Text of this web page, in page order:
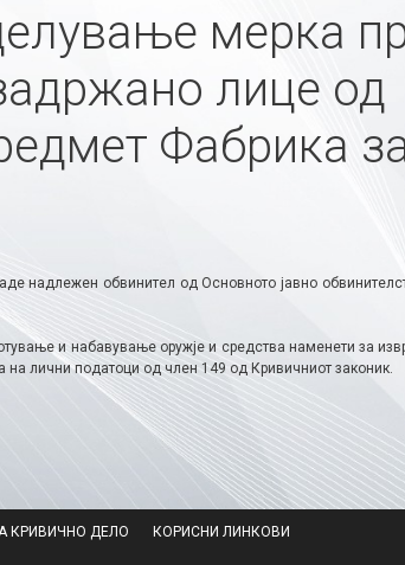
мерка
лице од
Фабрика
надлежен обвинител од Основното јавно
и набавување оружје и средства наменети за
лични податоци од член 149 од Кривичниот законик.
КРИВИЧНО ДЕЛО
КОРИСНИ ЛИНКОВИ